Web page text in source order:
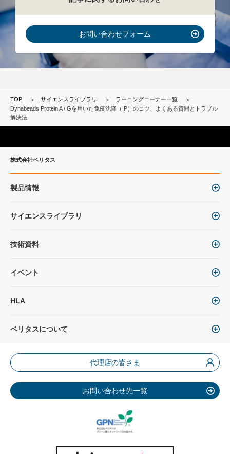
お問い合わせフォーム
TOP サイエンスライブラリ
ラーニングコーナー一覧
Dynabeads Protein A / Gを用いた免疫沈降（IP）のコツ、よくある質問とトラブル
解決法
株式会社ベリタス
製品情報
サイエンスライブラリ
技術資料
イベント
HLA
ベリタスについて
代理店の皆さま
お問い合わせ先一覧